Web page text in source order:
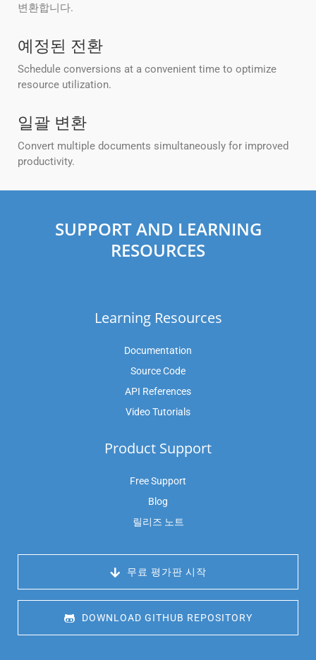
변환합니다.
예정된 전환
Schedule conversions at a convenient time to optimize
resource utilization.
일괄 변환
Convert multiple documents simultaneously for improved
productivity.
SUPPORT AND LEARNING
RESOURCES
Learning Resources
Documentation
Source Code
API References
Video Tutorials
Product Support
Free Support
Blog
릴리즈 노트
무료 평가판 시작
DOWNLOAD GITHUB REPOSITORY